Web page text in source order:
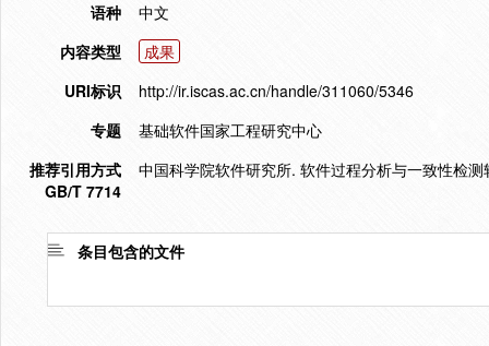
语种
中文
内容类型
成果
URI标识
http://ir.iscas.ac.cn/handle/311060/5346
专题
基础软件国家工程研究中心
推荐引用方式
GB/T 7714
中国科学院软件研究所. 软件过程分析与一致性检
条目包含的文件